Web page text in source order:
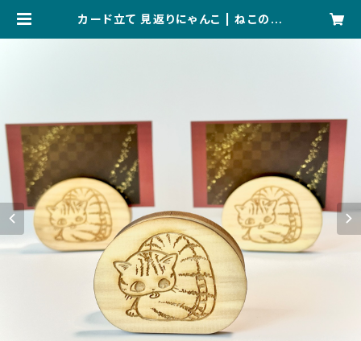
カード立て 見返りにゃんこ | ねこのび